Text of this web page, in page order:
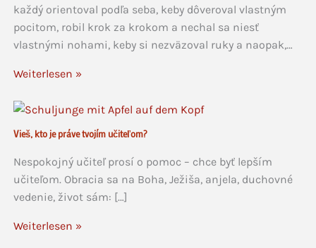
každý orientoval podľa seba, keby dôveroval vlastným
pocitom, robil krok za krokom a nechal sa niesť
vlastnými nohami, keby si nezväzoval ruky a naopak,…
Weiterlesen »
Vieš, kto je práve tvojím učiteľom?
Nespokojný učiteľ prosí o pomoc – chce byť lepším
učiteľom. Obracia sa na Boha, Ježiša, anjela, duchovné
vedenie, život sám: […]
Weiterlesen »